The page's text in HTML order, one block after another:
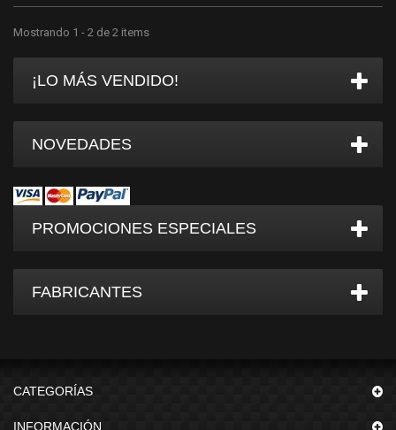
Mostrando 1 - 2 de 2 items
¡LO MÁS VENDIDO!
NOVEDADES
PROMOCIONES ESPECIALES
FABRICANTES
CATEGORÍAS
INFORMACIÓN